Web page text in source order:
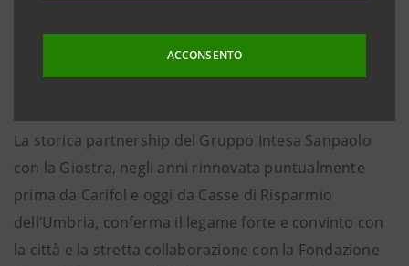
ACCONSENTO
La storica partnership del Gruppo Intesa Sanpaolo
con la Giostra, negli anni rinnovata puntualmente
prima da Carifol e oggi da Casse di Risparmio
dell’Umbria, conferma il legame forte e convinto con
la città e la stretta collaborazione con la Fondazione